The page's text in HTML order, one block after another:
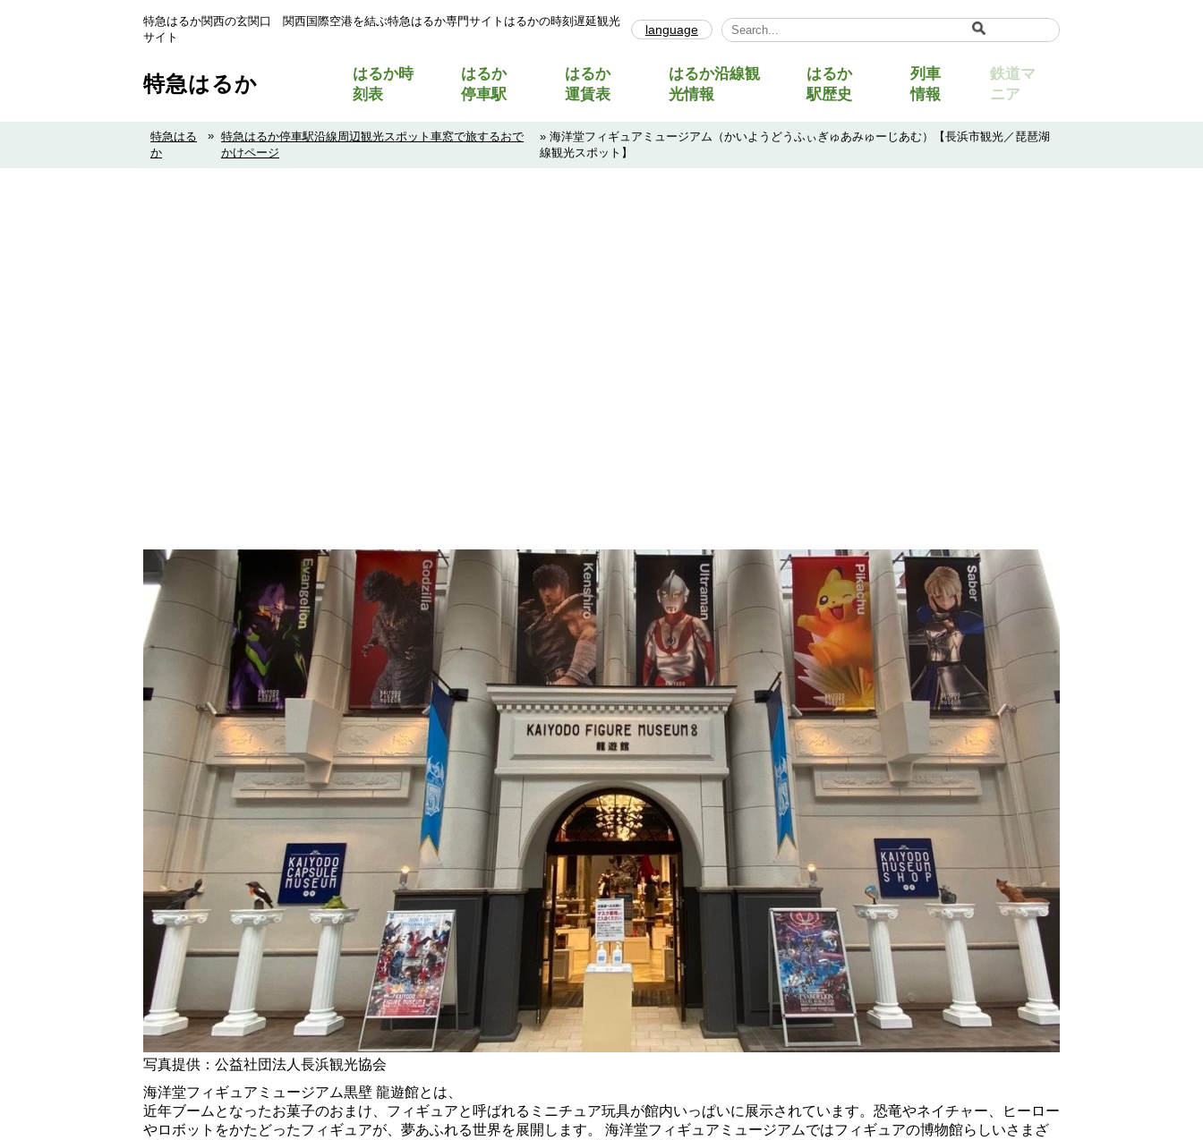
特急はるか関西の玄関口 関西国際空港を結ぶ特急はるか専門サイトはるかの時刻遅延観光
サイト
language
Select Language ▼
特急はるか
はるか時
刻表
はるか
停車駅
はるか
運賃表
はるか沿線観
光情報
はるか
駅歴史
列車
情報
鉄道マ
ニア
特急はる
か
» 特急はるか停車駅沿線周辺観光スポット車窓で旅するおで
かけページ
» 海洋堂フィギュアミュージアム（かいようどうふぃぎゅあみゅーじあむ）【長浜市観光／琵琶湖
線観光スポット】
写真提供：公益社団法人長浜観光協会
海洋堂フィギュアミュージアム黒壁 龍遊館とは、
近年ブームとなったお菓子のおまけ、フィギュアと呼ばれるミニチュア玩具が館内いっぱいに展示されています。恐竜やネイチャー、ヒーロー
やロボットをかたどったフィギュアが、夢あふれる世界を展開します。 海洋堂フィギュアミュージアムではフィギュアの博物館らしいさまざ